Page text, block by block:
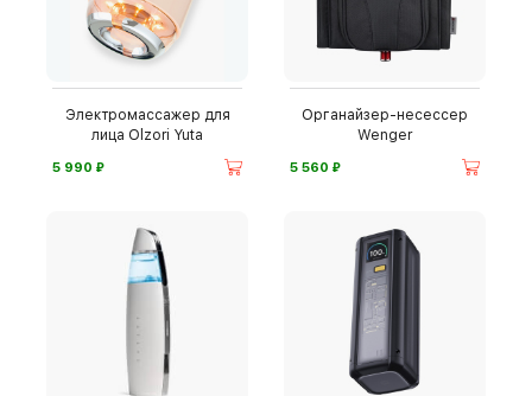
Электромассажер для
лица Olzori Yuta
5 990 ⃏
Органайзер-несессер
Wenger
5 560 ⃏